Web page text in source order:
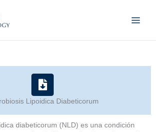
Lipoidica Diabeticorum
diabeticorum (NLD) es una condición